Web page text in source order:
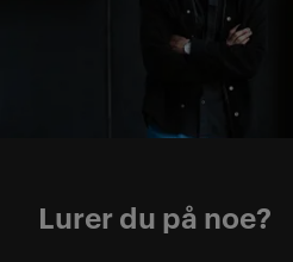
Lurer du på noe?